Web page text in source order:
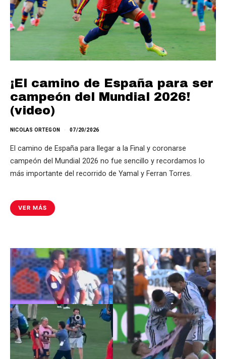
¡El camino de España para ser
campeón del Mundial 2026!
(video)
NICOLAS ORTEGON 07/20/2026
El camino de España para llegar a la Final y coronarse
campeón del Mundial 2026 no fue sencillo y recordamos lo
más importante del recorrido de Yamal y Ferran Torres.
VER MÁS